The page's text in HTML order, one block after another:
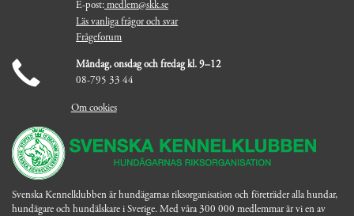
E-post: medlem@skk.se
Läs vanliga frågor och svar
Frågeforum
Måndag, onsdag och fredag kl. 9–12
08-795 33 44
Om cookies
Svenska Kennelklubben är hundägarnas riksorganisation och företräder alla hundar,
hundägare och hundälskare i Sverige. Med våra 300 000 medlemmar är vi en av